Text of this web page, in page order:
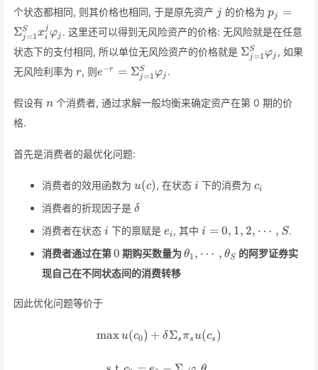
个状态都相同, 则其价格也相同, 于是原先资产 jj 的价格为 p_j =
x_i^j
pj
=
Σj=1
S xi
j φj . 这里还可以得到无风险资产的价格: 无风险就是在任意
状态下的支付相同, 所以单位无风险资产的价格就是
\varphi_j
Σj=1
S φj , 如果
无风险利率为 r
r, 则e^{-r} =
\Sigma_{j=1}^S
\varphi_j
e−r = Σj=1
S φj .
假设有 n
n 个消费者, 通过求解一般均衡来确定资产在第 0 期的价
格.
首先是消费者的最优化问题:
消费者的效用函数为 u(c)
u(c), 在状态 i
i 下的消费为 c_i
ci
消费者的折现因子是 \delta
δ
消费者在状态 i
i 下的禀赋是 e_i
ei, 其中 i =
i = 0, 1, 2, ⋯ , S.
消费者通过在第0
0 期购买数量为\theta_1
θ1 , ⋯ , θS 的阿罗证券实
现自己在不同状态间的消费转移
因此优化问题等价于
\max u(c_0) + \delta
max u(c0) + δΣsπs u(cs )